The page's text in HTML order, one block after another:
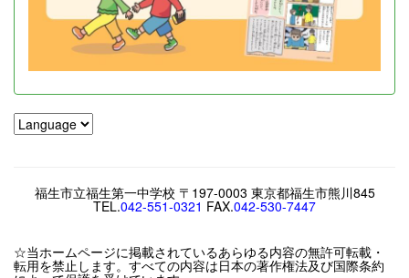
福生市立福生第一中学校 〒197-0003 東京都福生市熊川845
TEL.042-551-0321 FAX.042-530-7447
☆当ホームページに掲載されているあらゆる内容の無許可転載・
転用を禁止します。すべての内容は日本の著作権法及び国際条約